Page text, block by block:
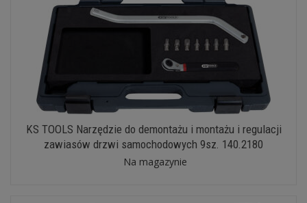
KS TOOLS Narzędzie do demontażu i montażu i regulacji
zawiasów drzwi samochodowych 9sz. 140.2180
Na magazynie